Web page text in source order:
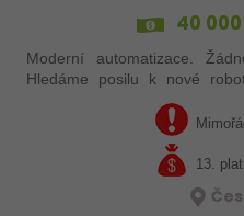
40
Moderní automatizace.
Hledáme posilu k nové
jste šikovný absolvent…
13. plat